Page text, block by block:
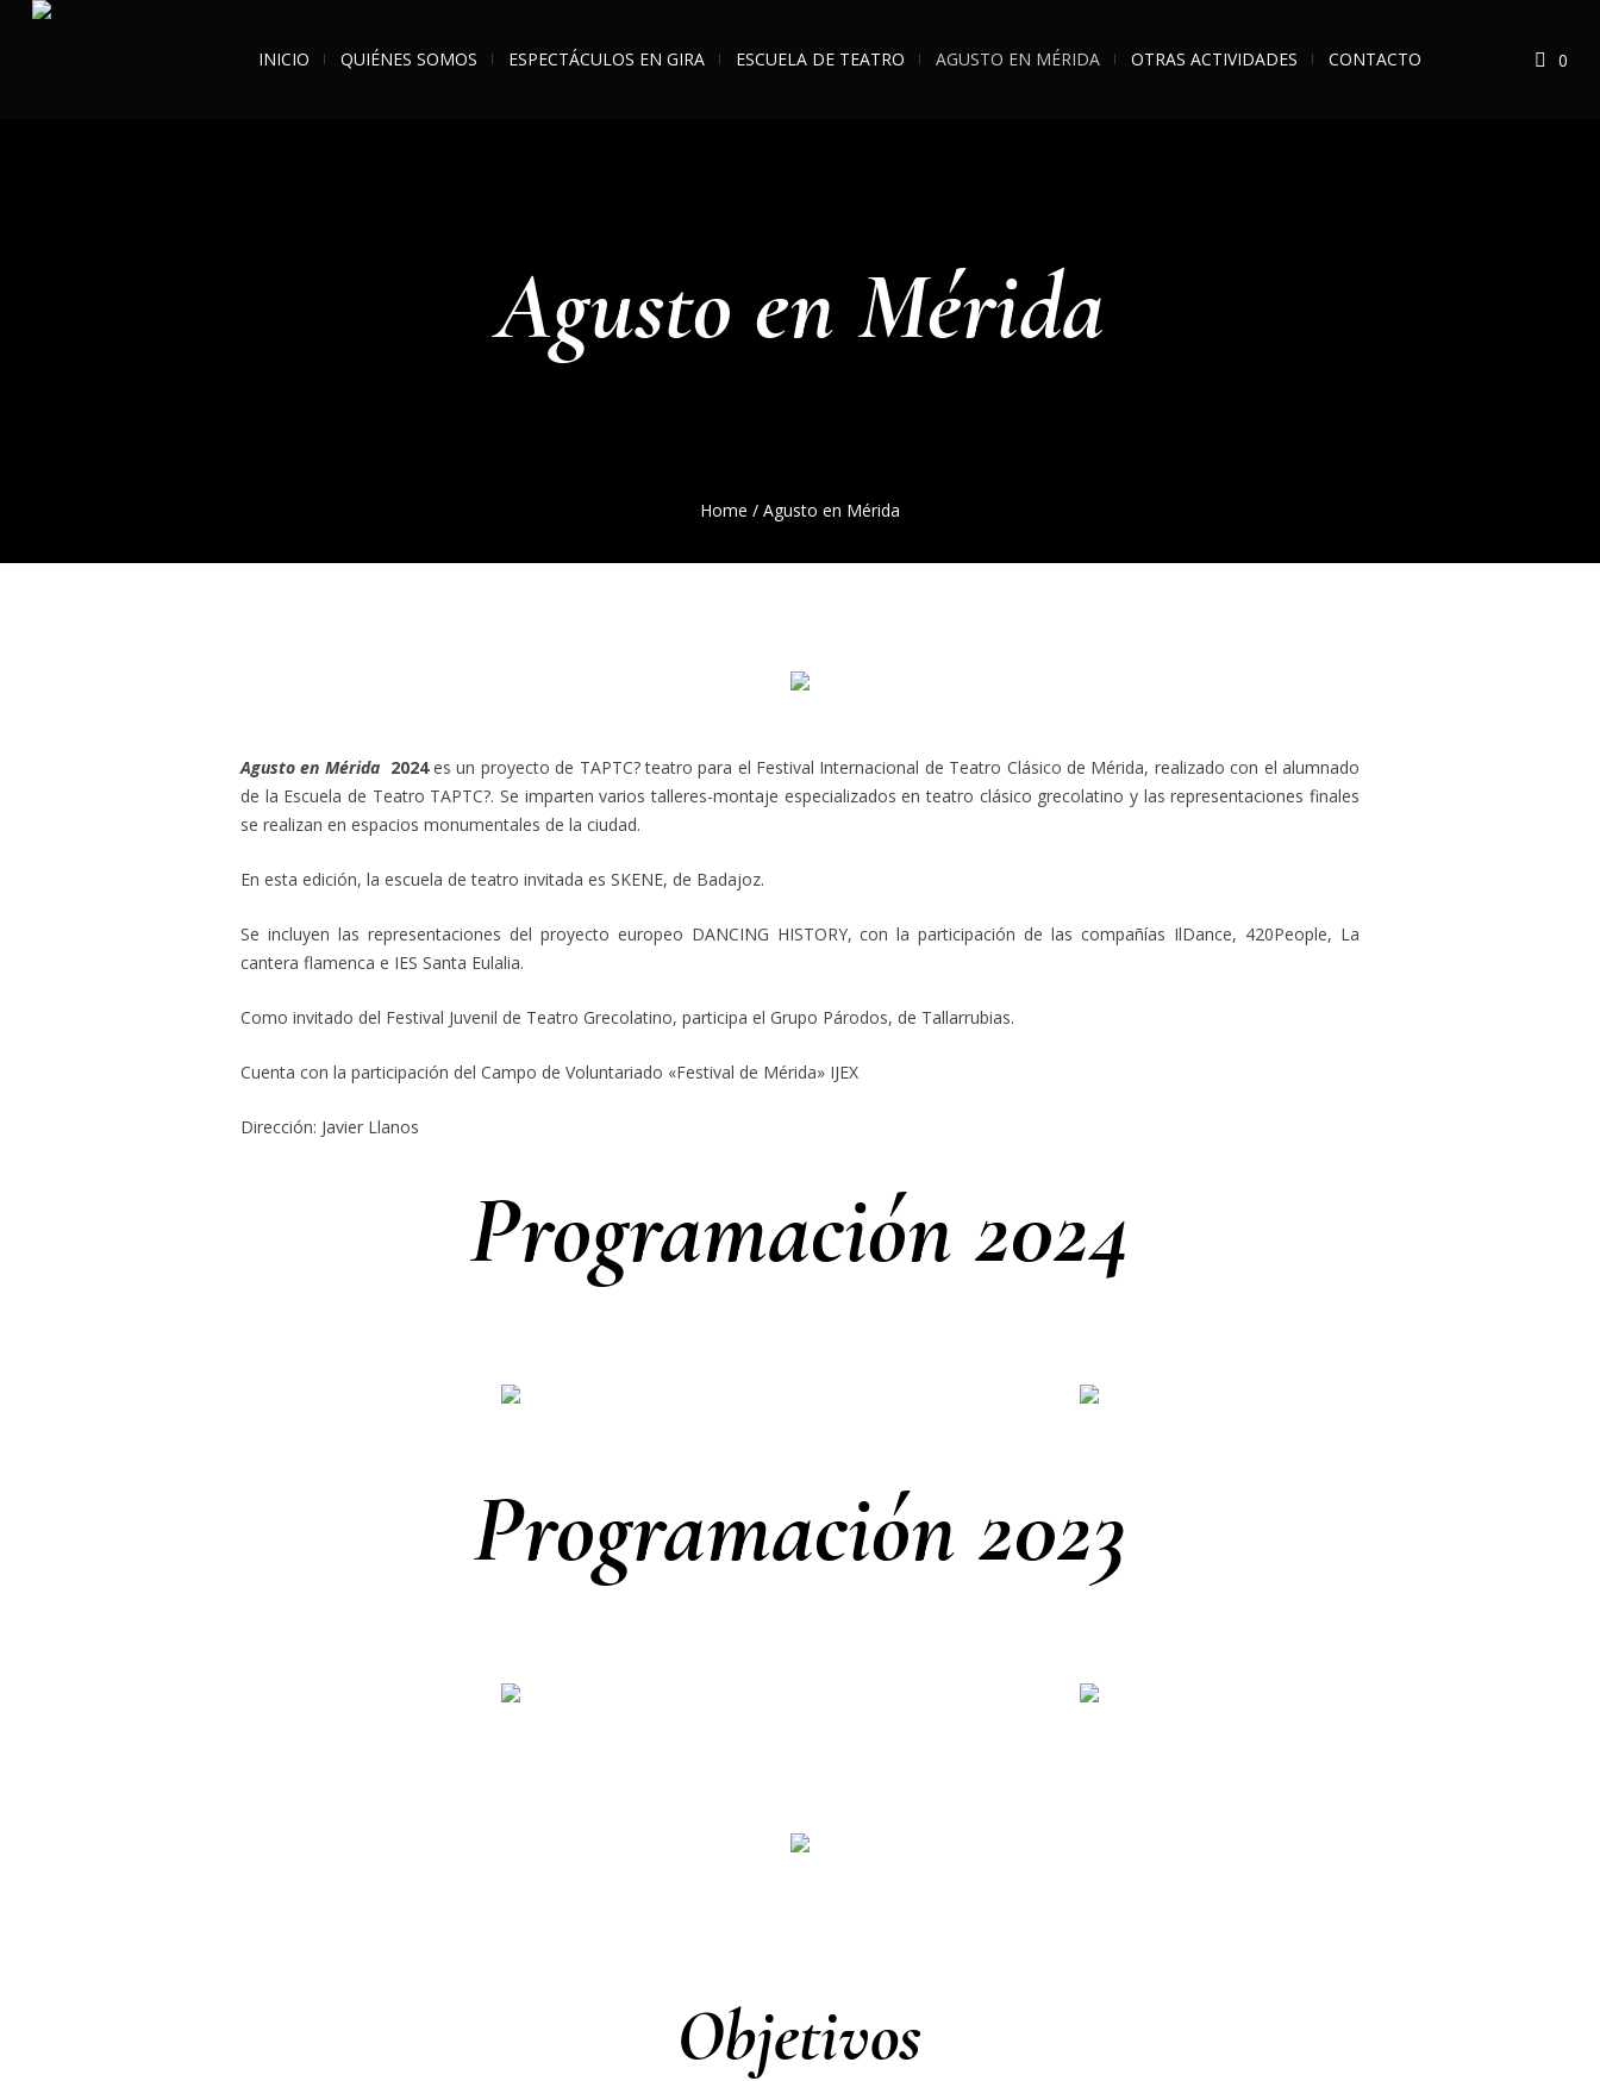
0
INICIO QUIÉNES SOMOS ESPECTÁCULOS EN GIRA ESCUELA DE TEATRO AGUSTO EN MÉRIDA OTRAS ACTIVIDADES CONTACTO
Agusto en Mérida
Home / Agusto en Mérida
Agusto en Mérida 2024es un proyecto de TAPTC? teatro para el Festival Internacional de Teatro Clásico de Mérida, realizado con el alumnado
de la Escuela de Teatro TAPTC?. Se imparten varios talleres-montaje especializados en teatro clásico grecolatino y las representaciones finales
se realizan en espacios monumentales de la ciudad.
En esta edición, la escuela de teatro invitada es SKENE, de Badajoz.
Se incluyen las representaciones del proyecto europeo DANCING HISTORY, con la participación de las compañías IlDance, 420People, La
cantera flamenca e IES Santa Eulalia.
Como invitado del Festival Juvenil de Teatro Grecolatino, participa el Grupo Párodos, de Tallarrubias.
Cuenta con la participación del Campo de Voluntariado «Festival de Mérida» IJEX
Dirección: Javier Llanos
Programación 2024
Programación 2023
Objetivos